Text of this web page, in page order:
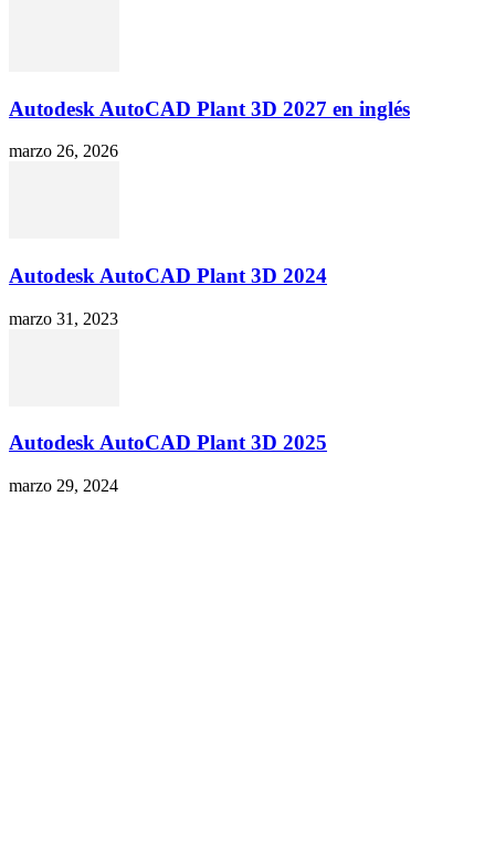
Autodesk AutoCAD Plant 3D 2027 en inglés
marzo 26, 2026
Autodesk AutoCAD Plant 3D 2024
marzo 31, 2023
Autodesk AutoCAD Plant 3D 2025
marzo 29, 2024